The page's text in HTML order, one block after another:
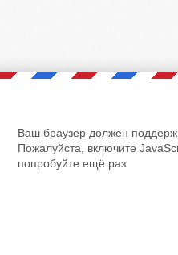
Ваш браузер должен
Пожалуйста, включите
попробуйте ещё раз